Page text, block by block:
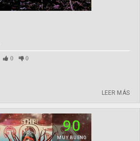
0 0
LEER MÁS
90
MUY BUENO